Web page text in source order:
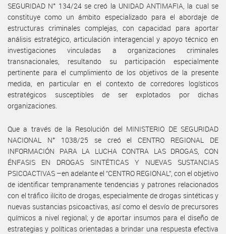
SEGURIDAD N° 134/24 se creó la UNIDAD ANTIMAFIA, la cual se
constituye como un ámbito especializado para el abordaje de
estructuras criminales complejas, con capacidad para aportar
análisis estratégico, articulación interagencial y apoyo técnico en
investigaciones vinculadas a organizaciones criminales
transnacionales, resultando su participación especialmente
pertinente para el cumplimiento de los objetivos de la presente
medida, en particular en el contexto de corredores logísticos
estratégicos susceptibles de ser explotados por dichas
organizaciones.
Que a través de la Resolución del MINISTERIO DE SEGURIDAD
NACIONAL N° 1038/25 se creó el CENTRO REGIONAL DE
INFORMACIÓN PARA LA LUCHA CONTRA LAS DROGAS, CON
ÉNFASIS EN DROGAS SINTÉTICAS Y NUEVAS SUSTANCIAS
PSICOACTIVAS –en adelante el “CENTRO REGIONAL”, con el objetivo
de identificar tempranamente tendencias y patrones relacionados
con el tráfico ilícito de drogas, especialmente de drogas sintéticas y
nuevas sustancias psicoactivas, así como el desvío de precursores
químicos a nivel regional; y de aportar insumos para el diseño de
estrategias y políticas orientadas a brindar una respuesta efectiva